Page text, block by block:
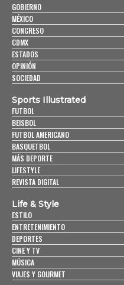
GOBIERNO
MÉXICO
CONGRESO
CDMX
ESTADOS
OPINIÓN
SOCIEDAD
Sports Illustrated
FUTBOL
BEISBOL
FUTBOL AMERICANO
BASQUETBOL
MÁS DEPORTE
LIFESTYLE
REVISTA DIGITAL
Life & Style
ESTILO
ENTRETENIMIENTO
DEPORTES
CINE Y TV
MÚSICA
VIAJES Y GOURMET